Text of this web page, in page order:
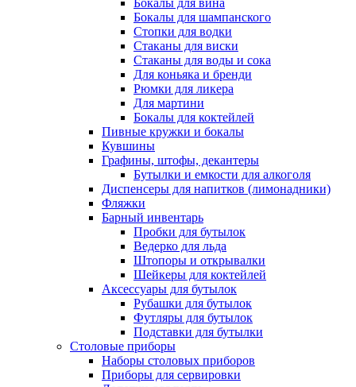
Бокалы для вина
Бокалы для шампанского
Стопки для водки
Стаканы для виски
Стаканы для воды и сока
Для коньяка и бренди
Рюмки для ликера
Для мартини
Бокалы для коктейлей
Пивные кружки и бокалы
Кувшины
Графины, штофы, декантеры
Бутылки и емкости для алкоголя
Диспенсеры для напитков (лимонадники)
Фляжки
Барный инвентарь
Пробки для бутылок
Ведерко для льда
Штопоры и открывалки
Шейкеры для коктейлей
Аксессуары для бутылок
Рубашки для бутылок
Футляры для бутылок
Подставки для бутылки
Столовые приборы
Наборы столовых приборов
Приборы для сервировки